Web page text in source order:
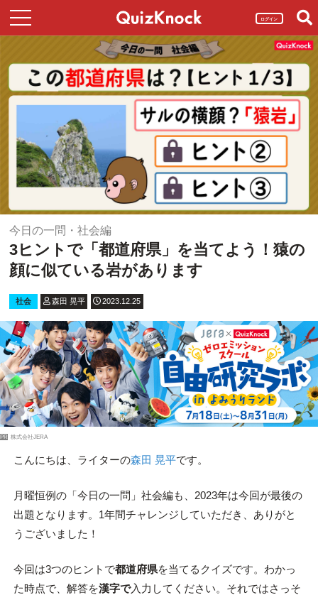
ログイン
今日の一問・社会編
3ヒントで「都道府県」を当てよう！猿の
顔に似ている岩があります
社会 森田 晃平 2023.12.25
PR 株式会社JERA
こんにちは、ライターの森田 晃平です。
月曜恒例の「今日の一問」社会編も、2023年は今回が最後の
出題となります。1年間チャレンジしていただき、ありがと
うございました！
今回は3つのヒントで都道府県を当てるクイズです。わかっ
た時点で、解答を漢字で入力してください。それではさっそ